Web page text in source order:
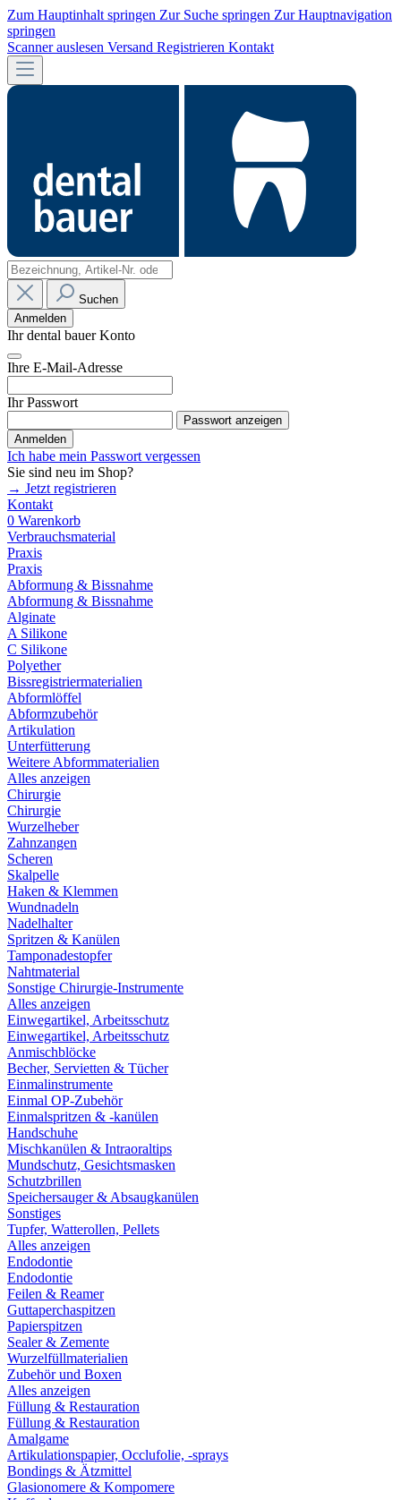
Zum Hauptinhalt springen Zur Suche springen Zur Hauptnavigation
springen
Scanner auslesen Versand Registrieren Kontakt
Suchen
Anmelden
Ihr dental bauer Konto
Ihre E-Mail-Adresse
Ihr Passwort
Passwort anzeigen
Anmelden
Ich habe mein Passwort vergessen
Sie sind neu im Shop?
→ Jetzt registrieren
Kontakt
0 Warenkorb
Verbrauchsmaterial
Praxis
Praxis
Abformung & Bissnahme
Abformung & Bissnahme
Alginate
A Silikone
C Silikone
Polyether
Bissregistriermaterialien
Abformlöffel
Abformzubehör
Artikulation
Unterfütterung
Weitere Abformmaterialien
Alles anzeigen
Chirurgie
Chirurgie
Wurzelheber
Zahnzangen
Scheren
Skalpelle
Haken & Klemmen
Wundnadeln
Nadelhalter
Spritzen & Kanülen
Tamponadestopfer
Nahtmaterial
Sonstige Chirurgie-Instrumente
Alles anzeigen
Einwegartikel, Arbeitsschutz
Einwegartikel, Arbeitsschutz
Anmischblöcke
Becher, Servietten & Tücher
Einmalinstrumente
Einmal OP-Zubehör
Einmalspritzen & -kanülen
Handschuhe
Mischkanülen & Intraoraltips
Mundschutz, Gesichtsmasken
Schutzbrillen
Speichersauger & Absaugkanülen
Sonstiges
Tupfer, Watterollen, Pellets
Alles anzeigen
Endodontie
Endodontie
Feilen & Reamer
Guttaperchaspitzen
Papierspitzen
Sealer & Zemente
Wurzelfüllmaterialien
Zubehör und Boxen
Alles anzeigen
Füllung & Restauration
Füllung & Restauration
Amalgame
Artikulationspapier, Occlufolie, -sprays
Bondings & Ätzmittel
Glasionomere & Kompomere